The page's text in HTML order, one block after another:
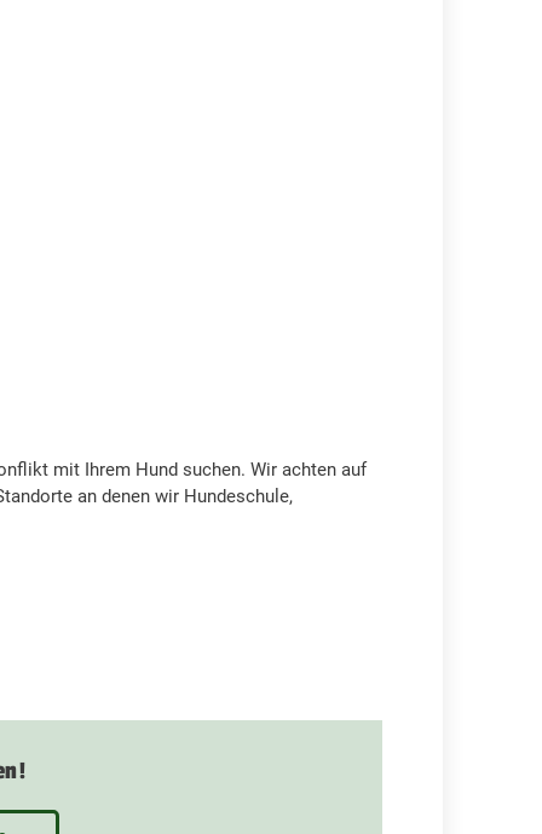
mit Ihrem Hund suchen. Wir achten auf
an denen wir Hundeschule,